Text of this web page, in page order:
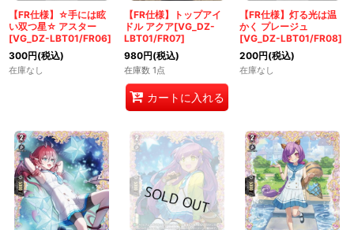
【FR仕様】☆手には眩
い双つ星☆ アスター
[VG_DZ-LBT01/FR06]
300円(税込)
在庫なし
【FR仕様】トップアイ
ドル アクア[VG_DZ-
LBT01/FR07]
980円(税込)
在庫数 1点
カートに入れる
【FR仕様】灯る光は温
かく プレージュ
[VG_DZ-LBT01/FR08]
200円(税込)
在庫なし